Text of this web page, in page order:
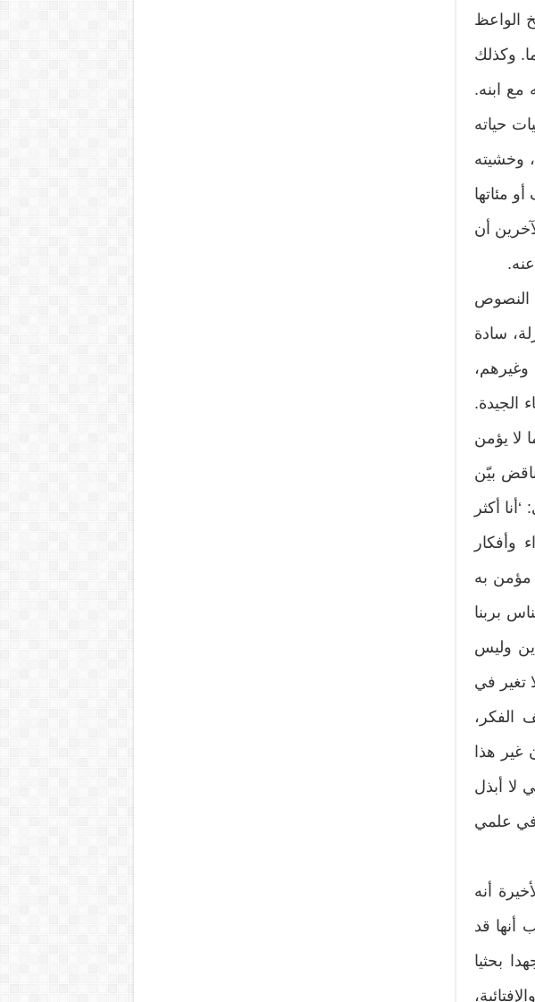
الواعظ
وكذلك
مع ابنه.
حياته
وخشيته
مئاتها
أن
النصوص
سادة
وغيرهم،
الجيدة.
لا يؤمن
بيّن
أكثر
وأفكار
مؤمن به
بربنا
وليس
تغير في
الفكر،
هذا
لا أبذل
علمي
أنه
ولا أستغرب أنها قد
بحثيا